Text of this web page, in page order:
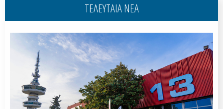
ΤΕΛΕΥΤΑΙΑ ΝΕΑ